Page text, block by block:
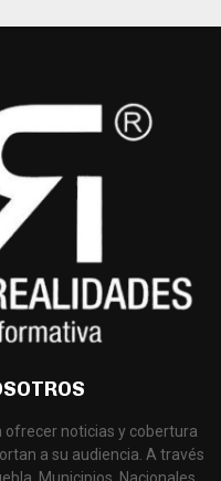
noticias y cobertura
a su audiencia. A través